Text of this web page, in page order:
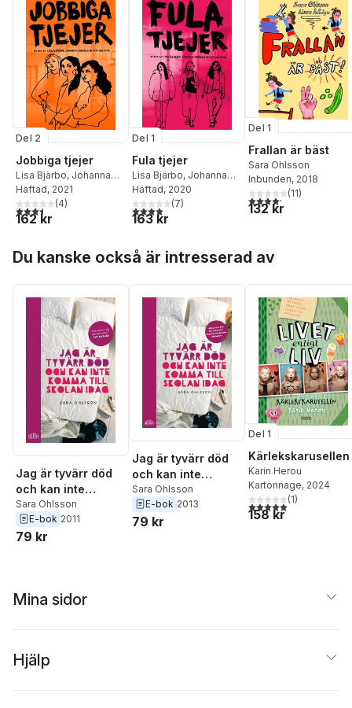
Del 2
Jobbiga tjejer
Lisa Bjärbo, Johanna
Lindbäck,Sara Ohlsson
Häftad, 2021
3,5utav 5 stjärnor. Totalt antal röster:
(4)
162 kr
Del 1
Fula tjejer
Lisa Bjärbo, Johanna
Lindbäck,Sara Ohlsson
Häftad, 2020
3,9utav 5 stjärnor. Totalt antal röster:
(7)
163 kr
Del 1
Frallan är bäst
Sara Ohlsson
Inbunden, 2018
4,2utav 5 stjärnor.
(11)
132 kr
Du kanske också är intresserad av
Jag är tyvärr död
och kan inte
komma till skolan
idag
Sara Ohlsson
E-bok 2011
79 kr
Jag är tyvärr död
och kan inte
komma till skolan
idag
Sara Ohlsson
E-bok 2013
79 kr
Del 1
Kärlekskarusellen
Karin Herou
Kartonnage, 2024
5,0utav 5 stjärnor.
(1)
158 kr
Mina sidor
Hjälp